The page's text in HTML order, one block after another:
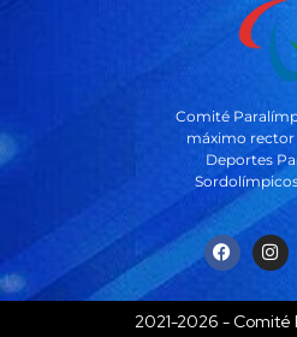
Comité
máximo rector
Deportes
2021-2026 - Comité